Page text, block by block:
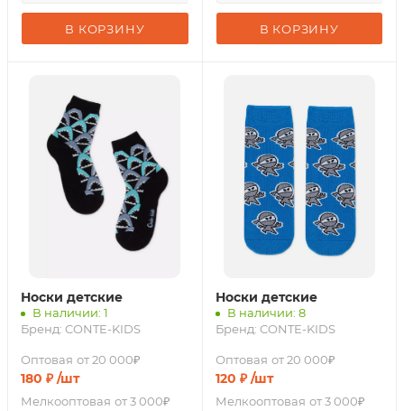
В КОРЗИНУ В КОРЗИНУ
Носки детские
В наличии: 1
Бренд: CONTE-KIDS
Оптовая от 20 000₽
180 ₽ /шт
Мелкооптовая от 3 000₽
Носки детские
В наличии: 8
Бренд: CONTE-KIDS
Оптовая от 20 000₽
120 ₽ /шт
Мелкооптовая от 3 000₽